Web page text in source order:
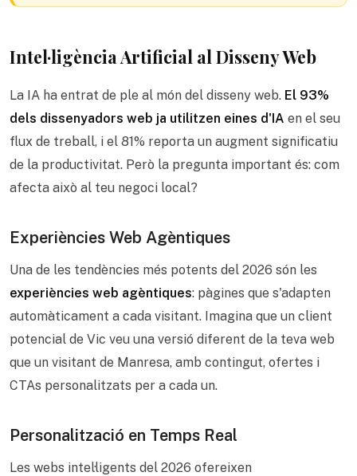
Intel·ligència Artificial al Disseny Web
La IA ha entrat de ple al món del disseny web. El 93%
dels dissenyadors web ja utilitzen eines d'IA en el seu
flux de treball, i el 81% reporta un augment significatiu
de la productivitat. Però la pregunta important és: com
afecta això al teu negoci local?
Experiències Web Agèntiques
Una de les tendències més potents del 2026 són les
experiències web agèntiques: pàgines que s'adapten
automàticament a cada visitant. Imagina que un client
potencial de Vic veu una versió diferent de la teva web
que un visitant de Manresa, amb contingut, ofertes i
CTAs personalitzats per a cada un.
Personalització en Temps Real
Les webs intel·ligents del 2026 ofereixen